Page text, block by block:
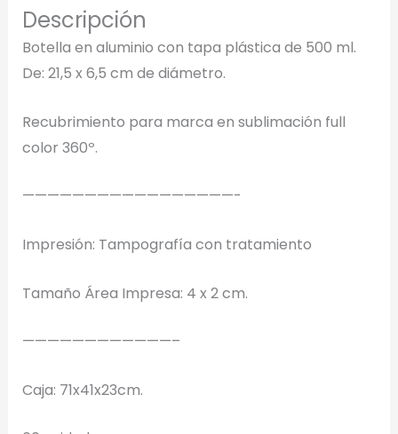
Diseñador de Vistas Previas
con IA
Formatos: PNG, JPG, SVG (Max. 5MB). Se recomienda fondo
Marcado en un solo color plano (ideal serigrafía/grabado).
Descripción
Botella en aluminio con tapa plástica de 500 ml.
De: 21,5 x 6,5 cm de diámetro.
Recubrimiento para marca en sublimación full
color 360º.
—————————————————-
Impresión: Tampografía con tratamiento
Tamaño Área Impresa: 4 x 2 cm.
————————————–
Caja: 71x41x23cm.